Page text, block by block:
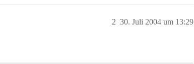
30. Juli 2004 um 13:29
2